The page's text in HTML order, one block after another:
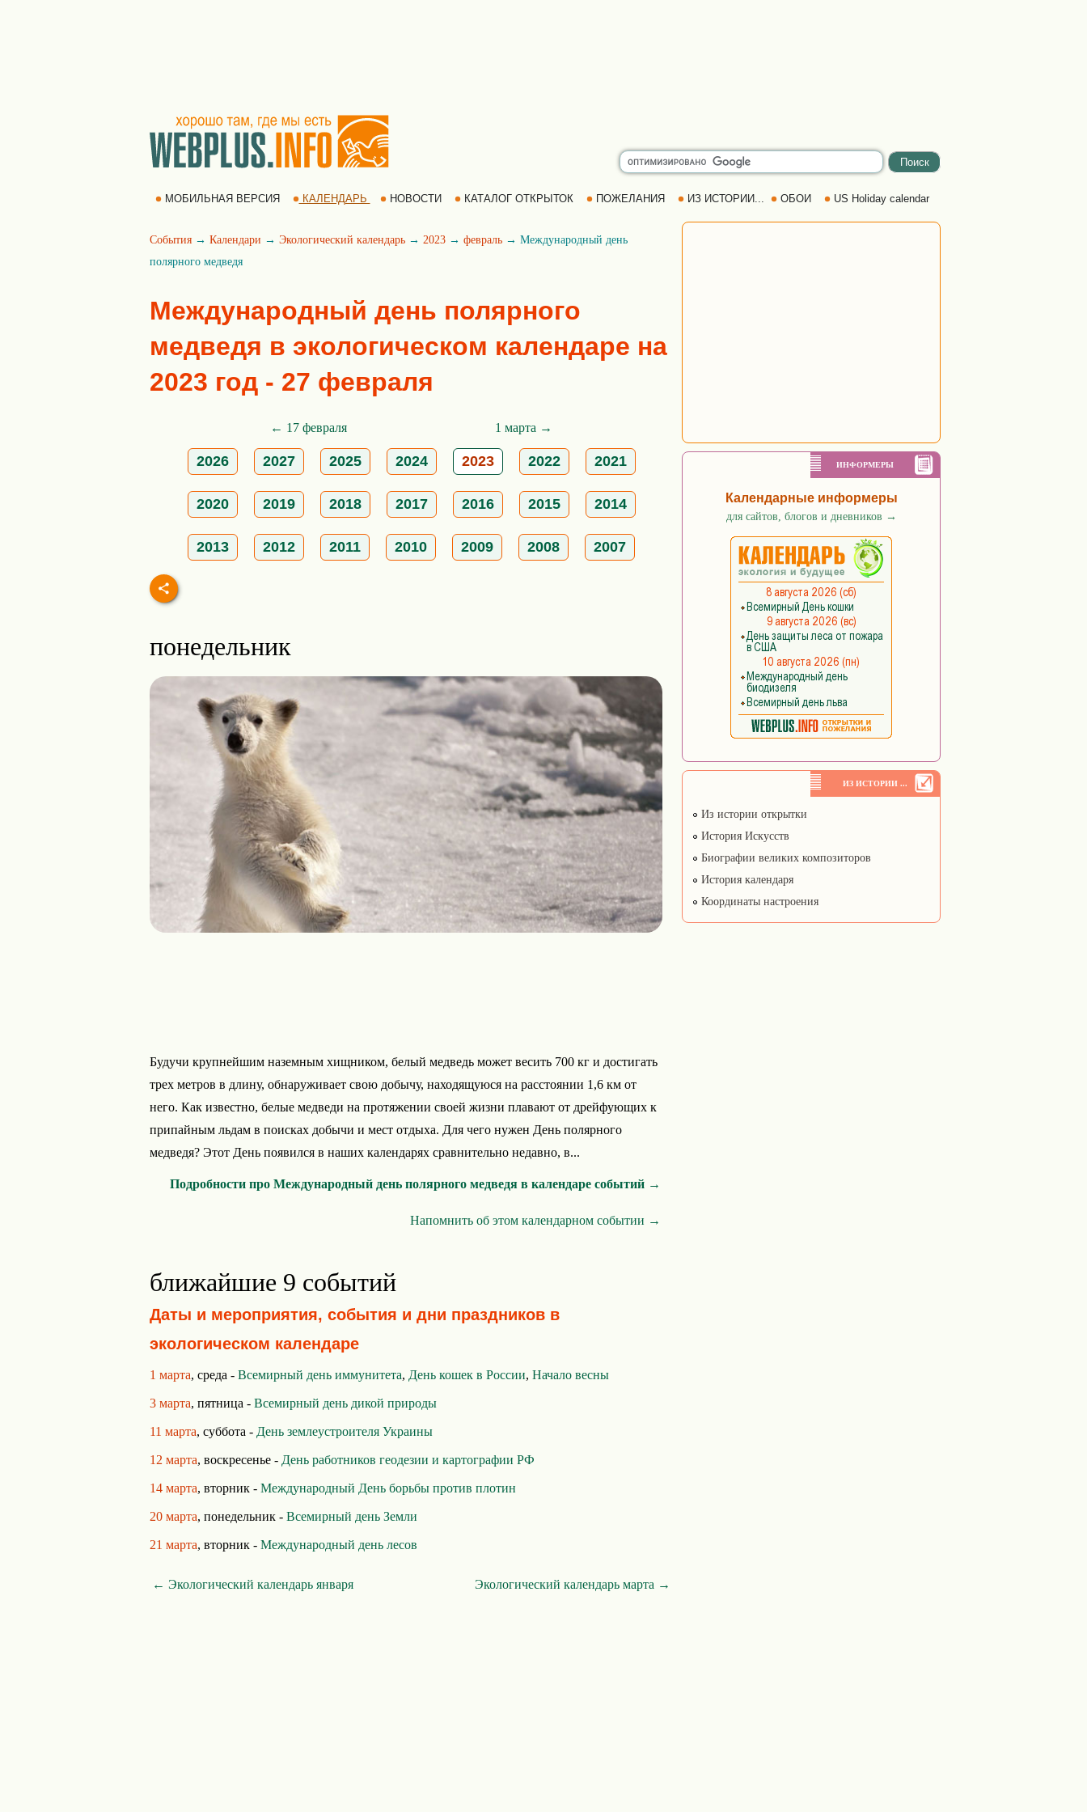
МОБИЛЬНАЯ ВЕРСИЯ КАЛЕНДАРЬ НОВОСТИ КАТАЛОГ ОТКРЫТОК ПОЖЕЛАНИЯ ИЗ ИСТОРИИ... ОБОИ US Holiday calendar
События → Календари → Экологический календарь → 2023 → февраль → Международный день
полярного медведя
Международный день полярного
медведя в экологическом календаре на
2023 год - 27 февраля
← 17 февраля 1 марта →
2026 2027 2025 2024 2023 2022 2021
2020 2019 2018 2017 2016 2015 2014
2013 2012 2011 2010 2009 2008 2007
понедельник
Будучи крупнейшим наземным хищником, белый медведь может весить 700 кг и достигать
трех метров в длину, обнаруживает свою добычу, находящуюся на расстоянии 1,6 км от
него. Как известно, белые медведи на протяжении своей жизни плавают от дрейфующих к
припайным льдам в поисках добычи и мест отдыха. Для чего нужен День полярного
медведя? Этот День появился в наших календарях сравнительно недавно, в...
Подробности про Международный день полярного медведя в календаре событий →
Напомнить об этом календарном событии →
ближайшие 9 событий
Даты и мероприятия, события и дни праздников в
экологическом календаре
1 марта, среда - Всемирный день иммунитета, День кошек в России, Начало весны
3 марта, пятница - Всемирный день дикой природы
11 марта, суббота - День землеустроителя Украины
12 марта, воскресенье - День работников геодезии и картографии РФ
14 марта, вторник - Международный День борьбы против плотин
20 марта, понедельник - Всемирный день Земли
21 марта, вторник - Международный день лесов
← Экологический календарь января Экологический календарь марта →
ИНФОРМЕРЫ
Календарные информеры
для сайтов, блогов и дневников →
ИЗ ИСТОРИИ ...
Из истории открытки
История Искусств
Биографии великих композиторов
История календаря
Координаты настроения